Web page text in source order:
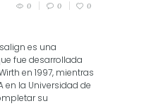
0 0 0
es una
fue desarrollada
en 1997, mientras
en la Universidad de
su